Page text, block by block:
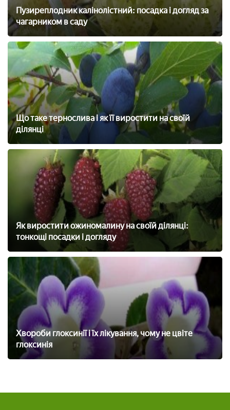
Пузиреплодник калінолістний: посадка і догляд за
чагарником в саду
Що таке тернослива і як її виростити на своїй
ділянці
Як виростити ожиномалину на своїй ділянці:
тонкощі посадки і догляду
Хвороби глоксинії і їх лікування, чому не цвіте
глоксинія